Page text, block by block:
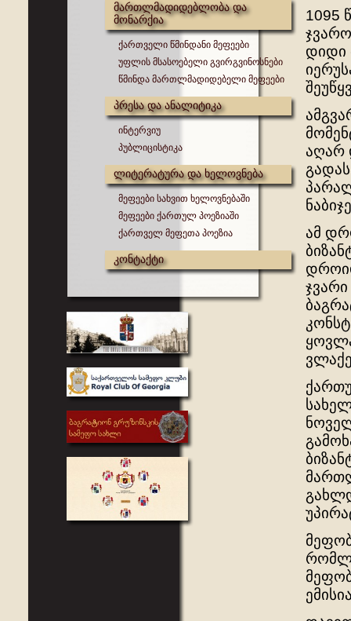
მართლმადიდებლობა და
მონარქია
ქართველი წმინდანი მეფეები
უფლის მსასოებელი გვირგვინოსნები
წმინდა მართლმადიდებელი მეფეები
პრესა და ანალიტიკა
ინტერვიუ
პუბლიცისტიკა
ლიტერატურა და ხელოვნება
მეფეები სახვით ხელოვნებაში
მეფეები ქართულ პოეზიაში
ქართველ მეფეთა პოეზია
კონტაქტი
1095
დიდი
აღარ
ამ